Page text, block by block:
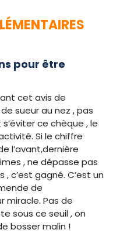
pour être
cet avis de
sueur au nez , pas
ce chèque , le
Si le chiffre
l’avant,dernière
, ne dépasse pas
c’est gagné. C’est un
de
Pas de
sous ce seuil , on
bosser malin !